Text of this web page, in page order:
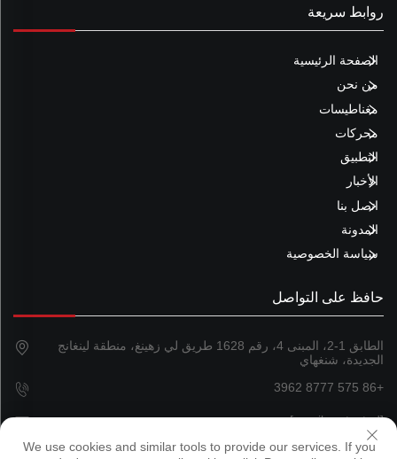
روابط سريعة
الصفحة الرئيسية
من نحن
مغناطيسات
محركات
التطبيق
الأخبار
اتصل بنا
المدونة
سياسة الخصوصية
حافظ على التواصل
الطابق 1-2، المبنى 4، رقم 1628 طريق لي زهينغ، منطقة لينغانج
الجديدة، شنغهاي
+86 575 8777 3962
[email protected]
We use cookies and similar tools to provide our services. If you